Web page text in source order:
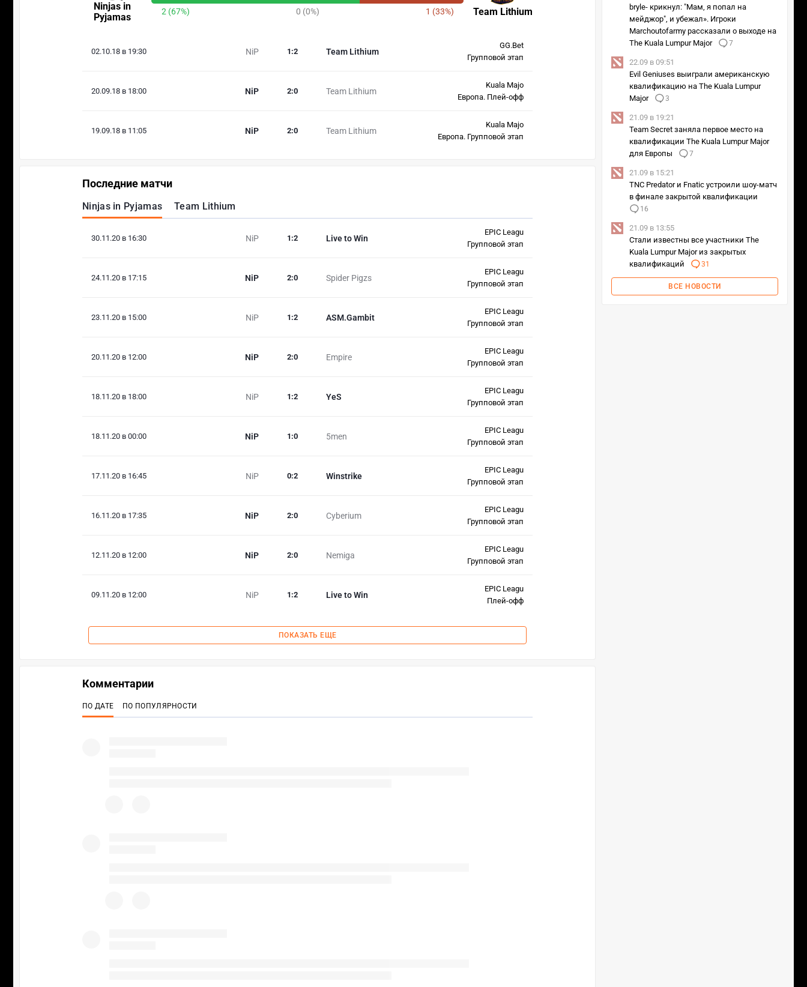
Ninjas in
Pyjamas
Team Lithium
2 (67%) 0 (0%) 1 (33%)
02.10.18 в 19:30 NiP Team Lithium
1 :2
GG.Bet
Групповой этап
20.09.18 в 18:00 NiP Team Lithium
2:0
Kuala Majo
Европа. Плей-офф
19.09.18 в 11:05 NiP Team Lithium
2:0
Kuala Majo
Европа. Групповой этап
Последние матчи
Ninjas in Pyjamas Team Lithium
30.11.20 в 16:30 NiP Live to Win
1 :2
EPIC Leagu
Групповой этап
24.11.20 в 17:15 NiP Spider Pigzs
2:0
EPIC Leagu
Групповой этап
23.11.20 в 15:00 NiP ASM.Gambit
1 :2
EPIC Leagu
Групповой этап
20.11.20 в 12:00 NiP Empire
2:0
EPIC Leagu
Групповой этап
18.11.20 в 18:00 NiP YeS
1 :2
EPIC Leagu
Групповой этап
18.11.20 в 00:00 NiP 5men
1 :0
EPIC Leagu
Групповой этап
17.11.20 в 16:45 NiP Winstrike
0:2
EPIC Leagu
Групповой этап
16.11.20 в 17:35 NiP Cyberium
2:0
EPIC Leagu
Групповой этап
12.11.20 в 12:00 NiP Nemiga
2:0
EPIC Leagu
Групповой этап
09.11.20 в 12:00 NiP Live to Win
1 :2
EPIC Leagu
Плей-офф
ПОКАЗАТЬ ЕЩЕ
bryle- крикнул: "Мам, я попал на
мейджор", и убежал». Игроки
Marchoutofarmy рассказали о выходе на
The Kuala Lumpur Major
7
22.09 в 09:51
Evil Geniuses выиграли американскую
квалификацию на The Kuala Lumpur
Major
3
21.09 в 19:21
Team Secret заняла первое место на
квалификации The Kuala Lumpur Major
для Европы
7
21.09 в 15:21
TNC Predator и Fnatic устроили шоу-матч
в финале закрытой квалификации
16
21.09 в 13:55
Стали известны все участники The
Kuala Lumpur Major из закрытых
квалификаций
31
ВСЕ НОВОСТИ
Комментарии
ПО ДАТЕ ПО ПОПУЛЯРНОСТИ